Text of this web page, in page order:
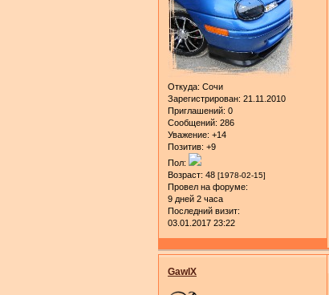
Откуда: Сочи
Зарегистрирован: 21.11.2010
Приглашений: 0
Сообщений: 286
Уважение: +14
Позитив: +9
Пол:
Возраст: 48 [1978-02-15]
Провел на форуме:
9 дней 2 часа
Последний визит:
03.01.2017 23:22
GawIX